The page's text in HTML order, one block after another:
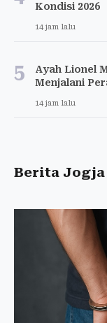
Kondisi 2026
14 jam lalu
5
Ayah Lionel
Menjalani
14 jam lalu
Berita Jogja